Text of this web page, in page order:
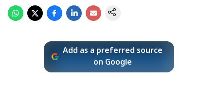
Add as a preferred source
on Google